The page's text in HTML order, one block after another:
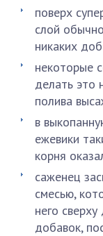
поверх
слой
никаких
некоторые
делать это
полива
в
ежевики
корня
саженец
смесью,
него
добавок,